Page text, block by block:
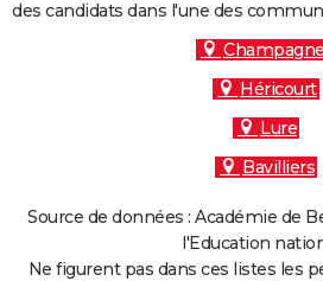
FORUM
des candidats dans l'une des
Héricourt
Lure
Bavilliers
Source de données : Académie de
l'Education
Ne figurent pas dans ces listes les